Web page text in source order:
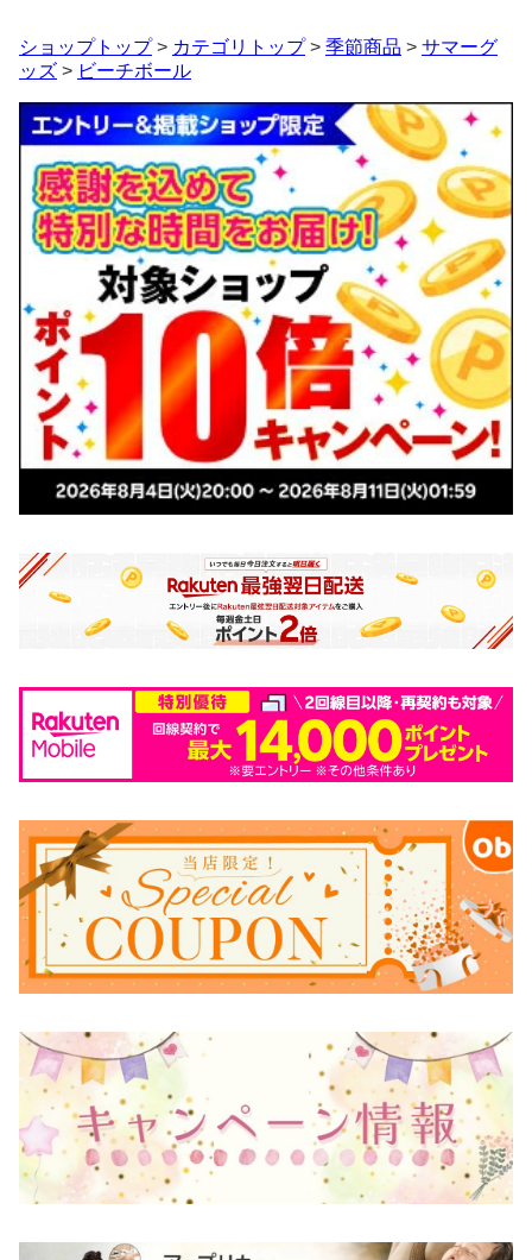
ショップトップ> カテゴリトップ> 季節商品 > サマーグ
ッズ > ビーチボール